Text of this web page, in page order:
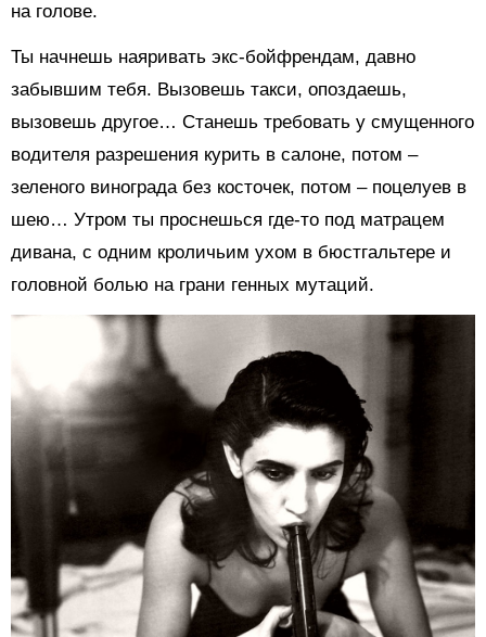
на голове.
Ты начнешь наяривать экс-бойфрендам, давно
забывшим тебя. Вызовешь такси, опоздаешь,
вызовешь другое… Станешь требовать у смущенного
водителя разрешения курить в салоне, потом –
зеленого винограда без косточек, потом – поцелуев в
шею… Утром ты проснешься где-то под матрацем
дивана, с одним кроличьим ухом в бюстгальтере и
головной болью на грани генных мутаций.